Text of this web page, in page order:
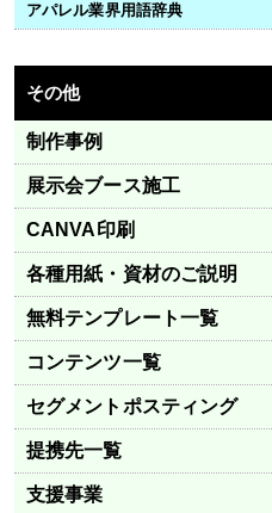
アパレル業界用語辞典
その他
制作事例
展示会ブース施工
CANVA印刷
各種用紙・資材のご説明
無料テンプレート一覧
コンテンツ一覧
セグメントポスティング
提携先一覧
支援事業